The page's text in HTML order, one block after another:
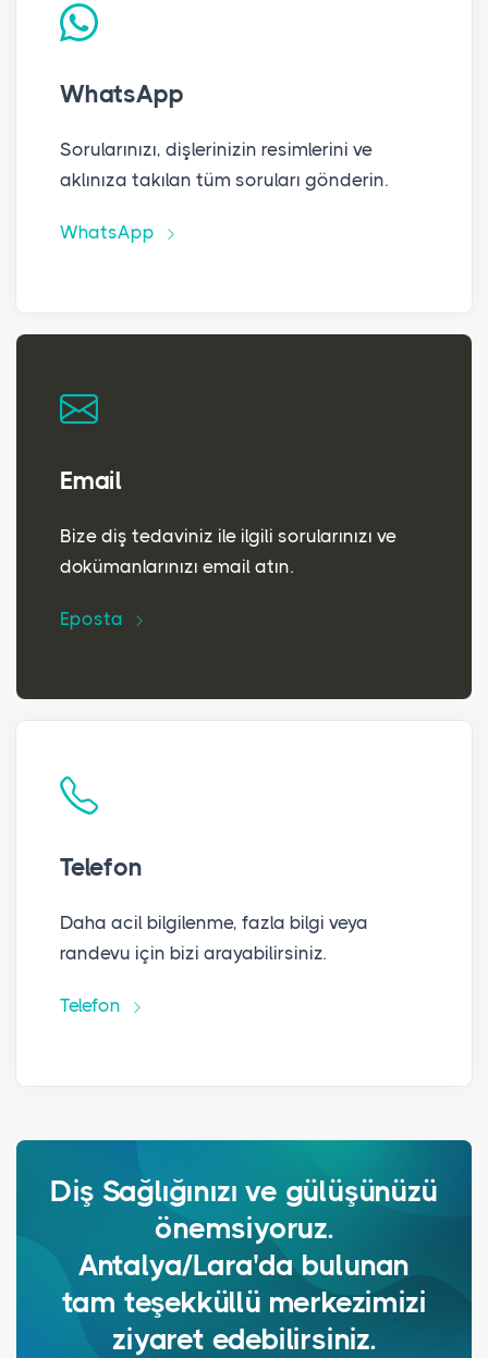
WhatsApp
Sorularınızı, dişlerinizin resimlerini ve
aklınıza takılan tüm soruları gönderin.
WhatsApp
Email
Bize diş tedaviniz ile ilgili sorularınızı ve
dokümanlarınızı email atın.
Eposta
Telefon
Daha acil bilgilenme, fazla bilgi veya
randevu için bizi arayabilirsiniz.
Telefon
Diş Sağlığınızı ve gülüşünüzü
önemsiyoruz.
Antalya/Lara'da bulunan
tam teşekküllü merkezimizi
ziyaret edebilirsiniz.